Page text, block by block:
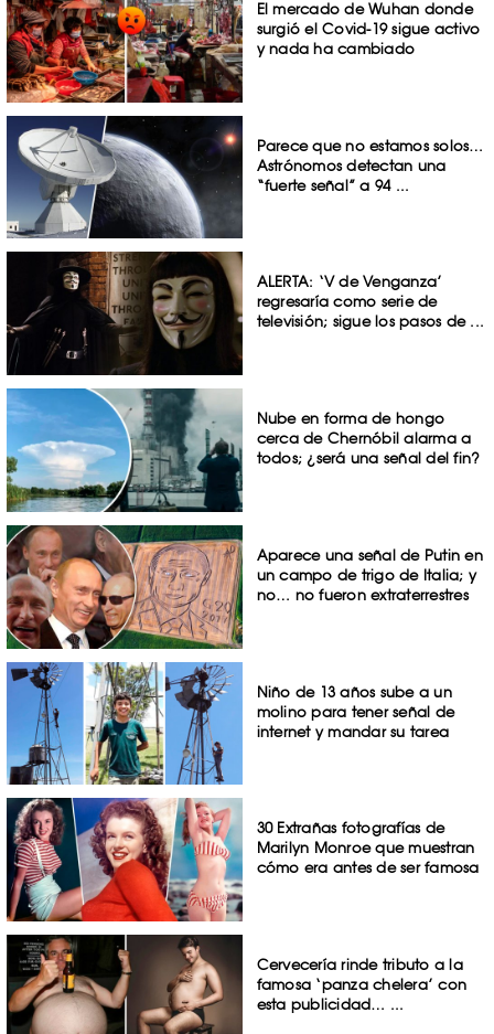
El mercado de Wuhan donde
surgió el Covid-19 sigue activo
y nada ha cambiado
Parece que no estamos solos…
Astrónomos detectan una
“fuerte señal” a 94 ...
ALERTA: ‘V de Venganza’
regresaría como serie de
televisión; sigue los pasos de ...
Nube en forma de hongo
cerca de Chernóbil alarma a
todos; ¿será una señal del fin?
Aparece una señal de Putin en
un campo de trigo de Italia; y
no… no fueron extraterrestres
Niño de 13 años sube a un
molino para tener señal de
internet y mandar su tarea
30 Extrañas fotografías de
Marilyn Monroe que muestran
cómo era antes de ser famosa
Cervecería rinde tributo a la
famosa ‘panza chelera’ con
esta publicidad… ...